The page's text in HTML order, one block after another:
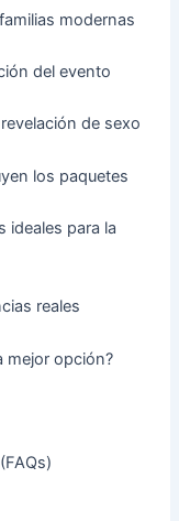
modernas
del evento
de sexo
los paquetes
ideales para la
reales
mejor opción?